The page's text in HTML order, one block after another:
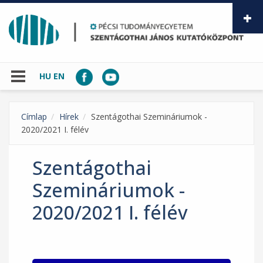
Ugrás a tartalomra
HU EN
Címlap Hírek
Szentágothai Szemináriumok -
2020/2021 I. félév
Szentágothai
Szemináriumok -
2020/2021 I. félév